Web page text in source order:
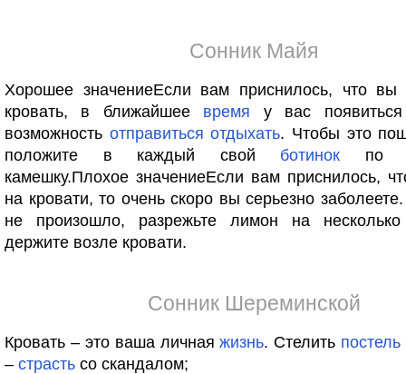
Сонник Майя
Хорошее значениеЕсли вам приснилось, что вы
кровать, в ближайшее время у вас появиться
возможность отправиться отдыхать. Чтобы это
положите в каждый свой ботинок по
камешку.Плохое значениеЕсли вам приснилось,
на кровати, то очень скоро вы серьезно
не произошло, разрежьте лимон на
держите возле кровати.
Сонник Шереминской
Кровать – это ваша личнаяжизнь. Стелить постель
– страсть со скандалом;